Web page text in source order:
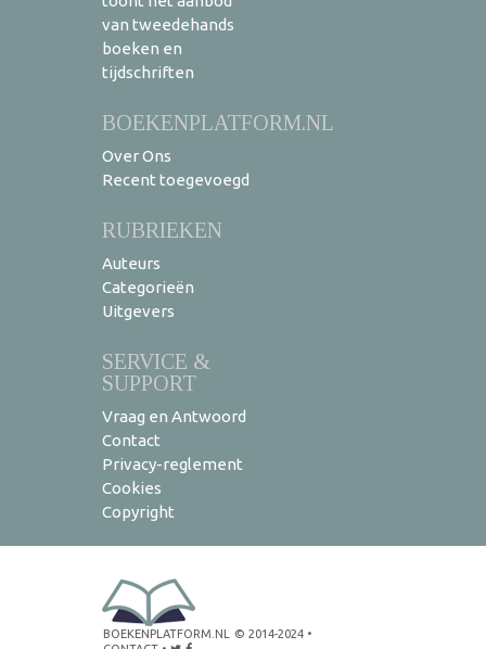
van tweedehands
boeken en
tijdschriften
BOEKENPLATFORM.NL
Over Ons
Recent toegevoegd
RUBRIEKEN
Auteurs
Categorieën
Uitgevers
SERVICE &
SUPPORT
Vraag en Antwoord
Contact
Privacy-reglement
Cookies
Copyright
BOEKENPLATFORM.NL © 2014-2024 •